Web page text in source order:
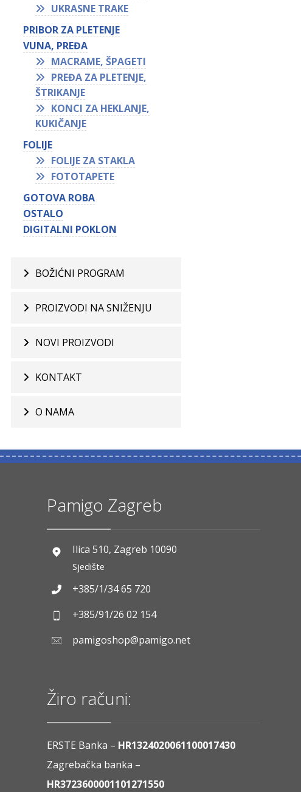
UKRASNE TRAKE
PRIBOR ZA PLETENJE
VUNA, PREĐA
MACRAME, ŠPAGETI
PREĐA ZA PLETENJE,
ŠTRIKANJE
KONCI ZA HEKLANJE,
KUKIČANJE
FOLIJE
FOLIJE ZA STAKLA
FOTOTAPETE
GOTOVA ROBA
OSTALO
DIGITALNI POKLON
BOŽIĆNI PROGRAM
PROIZVODI NA SNIŽENJU
NOVI PROIZVODI
KONTAKT
O NAMA
Pamigo Zagreb
Ilica 510, Zagreb 10090
Sjedište
+385/1/34 65 720
+385/91/26 02 154
pamigoshop@pamigo.net
Žiro računi:
ERSTE Banka – HR1324020061100017430
Zagrebačka banka –
HR3723600001101271550